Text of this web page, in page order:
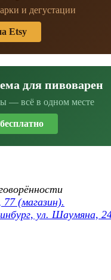
и дегустации
Etsy
для пивоварен
— всё в одном месте
77 (магазин).
ул. Шаумяна,